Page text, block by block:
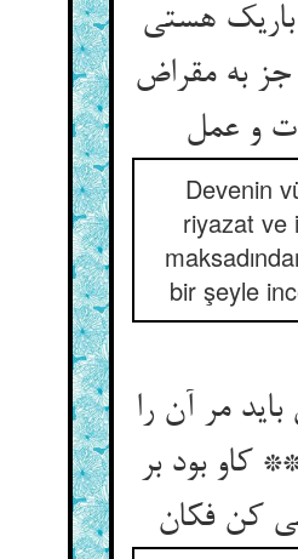
هستی
به مقراض
Devenin
riyazat ve
bir şeyle
مر آن را
کاو بود بر